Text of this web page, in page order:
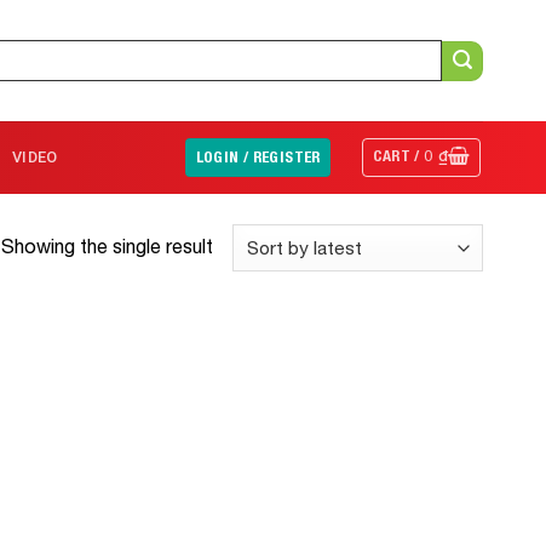
VIDEO LOGIN / REGISTER CART /0₫
Showing the single result